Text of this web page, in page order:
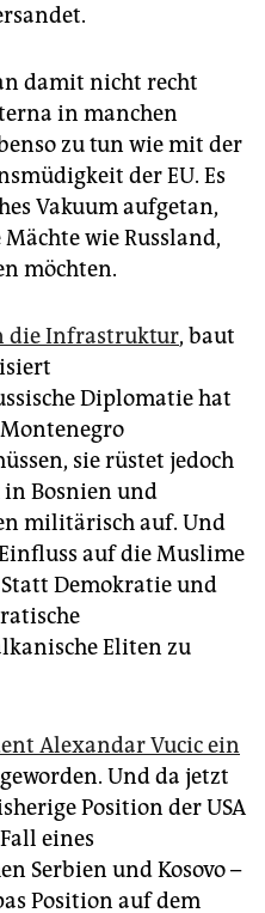
damit nicht recht
in manchen
zu tun wie mit der
der EU. Es
Vakuum aufgetan,
wie Russland,
möchten.
die Infrastruktur, baut
Diplomatie hat
sie rüstet jedoch
Bosnien und
militärisch auf. Und
auf die Muslime
Demokratie und
Eliten zu
Alexandar Vucic ein
geworden. Und da jetzt
Position der USA
eines
Serbien und Kosovo –
Position auf dem